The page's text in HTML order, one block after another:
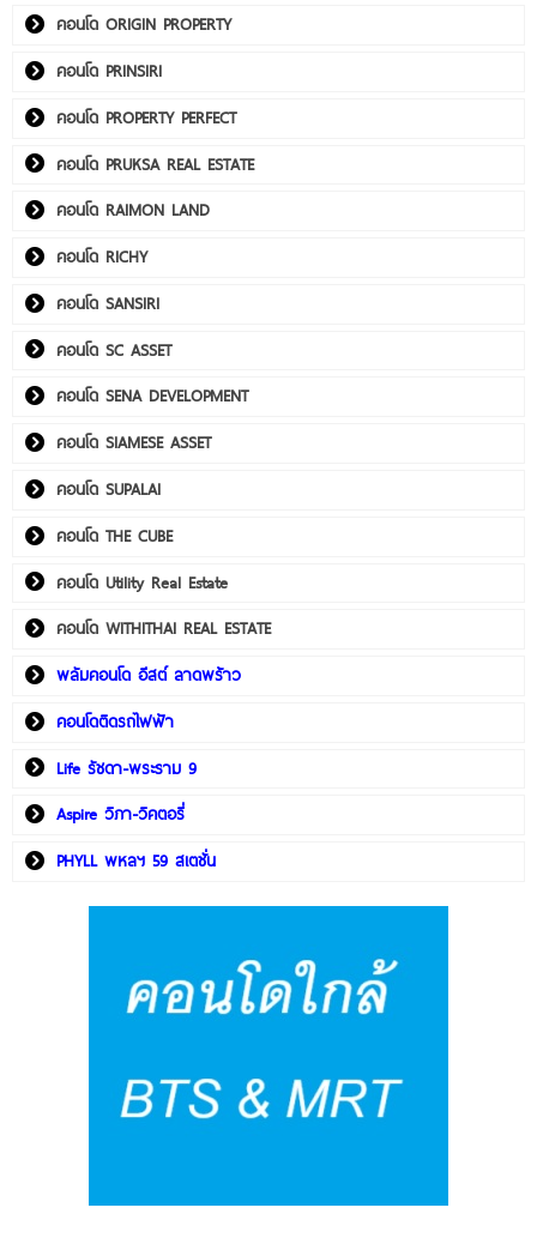
คอนโด ORIGIN PROPERTY
คอนโด PRINSIRI
คอนโด PROPERTY PERFECT
คอนโด PRUKSA REAL ESTATE
คอนโด RAIMON LAND
คอนโด RICHY
คอนโด SANSIRI
คอนโด SC ASSET
คอนโด SENA DEVELOPMENT
คอนโด SIAMESE ASSET
คอนโด SUPALAI
คอนโด THE CUBE
คอนโด Utility Real Estate
คอนโด WITHITHAI REAL ESTATE
พลัมคอนโด อีสต์ ลาดพร้าว
คอนโดติดรถไฟฟ้า
Life รัชดา-พระราม 9
Aspire วิภา-วิคตอรี่
PHYLL พหลฯ 59 สเตชั่น